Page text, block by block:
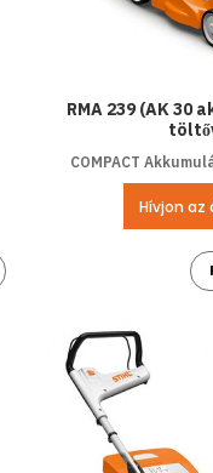
ad
RMA 239 (AK 30
COMPACT
Hívjon